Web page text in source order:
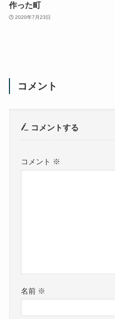
作った町
2020年7月23日
コメント
コメントする
コメント ※
名前 ※